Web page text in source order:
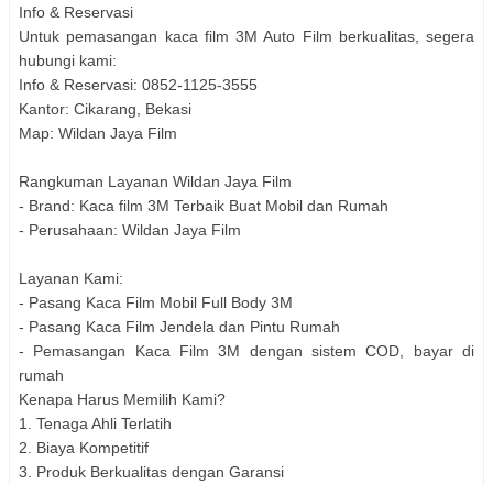
Info & Reservasi
Untuk pemasangan kaca film 3M Auto Film berkualitas, segera
hubungi kami:
Info & Reservasi: 0852-1125-3555
Kantor: Cikarang, Bekasi
Map: Wildan Jaya Film
Rangkuman Layanan Wildan Jaya Film
- Brand: Kaca film 3M Terbaik Buat Mobil dan Rumah
- Perusahaan: Wildan Jaya Film
Layanan Kami:
- Pasang Kaca Film Mobil Full Body 3M
- Pasang Kaca Film Jendela dan Pintu Rumah
- Pemasangan Kaca Film 3M dengan sistem COD, bayar di
rumah
Kenapa Harus Memilih Kami?
1. Tenaga Ahli Terlatih
2. Biaya Kompetitif
3. Produk Berkualitas dengan Garansi